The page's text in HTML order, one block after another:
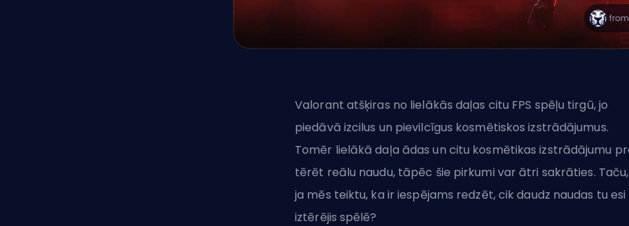
Valorant atšķiras no lielākās daļas citu FPS spēļu tirgū, jo
piedāvā izcilus un pievilcīgus kosmētiskos izstrādājumus.
Tomēr lielākā daļa ādas un citu kosmētikas izstrādājumu
tērēt reālu naudu, tāpēc šie pirkumi var ātri sakrāties.
ja mēs teiktu, ka ir iespējams redzēt, cik daudz naudas tu esi
iztērējis spēlē?